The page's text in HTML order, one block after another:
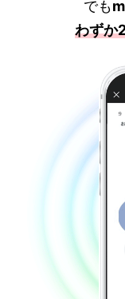
でも
わずか